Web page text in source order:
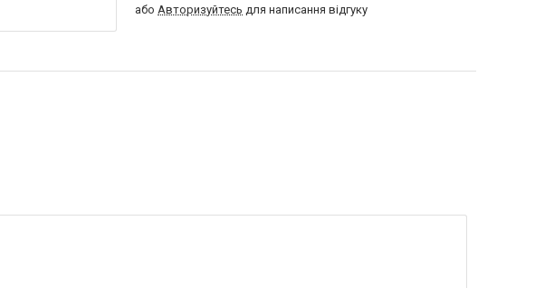
абоАвторизуйтесь для написання відгуку